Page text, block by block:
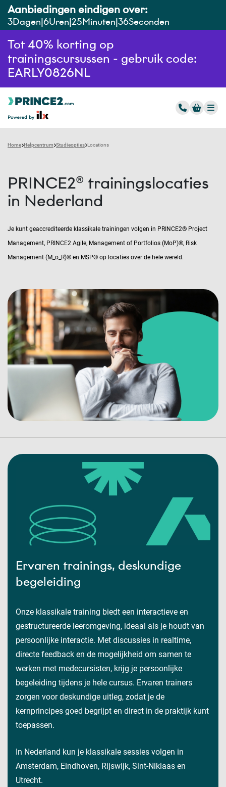
Aanbiedingen eindigen over:
3Dagen 6Uren 25Minuten 35Seconden
Tot 40% korting op
trainingscursussen - gebruik code:
EARLY0826NL
Home Helpcentrum Studieopties Locations
PRINCE2® trainingslocaties
in Nederland
Je kunt geaccrediteerde klassikale trainingen volgen in PRINCE2® Project
Management, PRINCE2 Agile, Management of Portfolios (MoP)®, Risk
Management (M_o_R)® en MSP® op locaties over de hele wereld.
Ervaren trainings, deskundige
begeleiding
Onze klassikale training biedt een interactieve en
gestructureerde leeromgeving, ideaal als je houdt van
persoonlijke interactie. Met discussies in realtime,
directe feedback en de mogelijkheid om samen te
werken met medecursisten, krijg je persoonlijke
begeleiding tijdens je hele cursus. Ervaren trainers
zorgen voor deskundige uitleg, zodat je de
kernprincipes goed begrijpt en direct in de praktijk kunt
toepassen.
In Nederland kun je klassikale sessies volgen in
Amsterdam, Eindhoven, Rijswijk, Sint-Niklaas en
Utrecht.